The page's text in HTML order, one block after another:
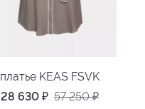
платье KEAS FSVK
28 630 ₽ 57 250₽